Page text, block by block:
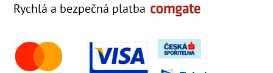
Rychlá a bezpečná platba